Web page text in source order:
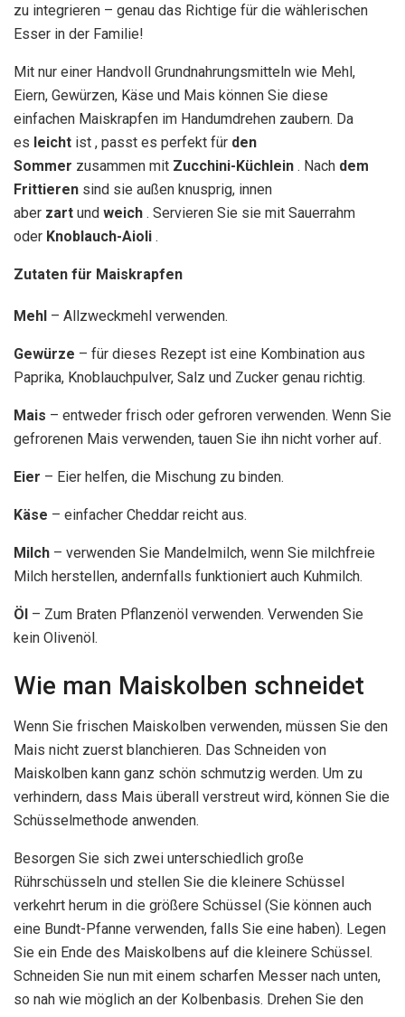
zu integrieren – genau das Richtige für die wählerischen
Esser in der Familie!
Mit nur einer Handvoll Grundnahrungsmitteln wie Mehl,
Eiern, Gewürzen, Käse und Mais können Sie diese
einfachen Maiskrapfen im Handumdrehen zaubern. Da
es leicht ist , passt es perfekt für den
Sommer zusammen mit Zucchini-Küchlein . Nach dem
Frittieren sind sie außen knusprig, innen
aber zart und weich . Servieren Sie sie mit Sauerrahm
oder Knoblauch-Aioli .
Zutaten für Maiskrapfen
Mehl – ​​Allzweckmehl verwenden.
Gewürze – für dieses Rezept ist eine Kombination aus
Paprika, Knoblauchpulver, Salz und Zucker genau richtig.
Mais – entweder frisch oder gefroren verwenden. Wenn Sie
gefrorenen Mais verwenden, tauen Sie ihn nicht vorher auf.
Eier – Eier helfen, die Mischung zu binden.
Käse – einfacher Cheddar reicht aus.
Milch – verwenden Sie Mandelmilch, wenn Sie milchfreie
Milch herstellen, andernfalls funktioniert auch Kuhmilch.
Öl – Zum Braten Pflanzenöl verwenden. Verwenden Sie
kein Olivenöl.
Wie man Maiskolben schneidet
Wenn Sie frischen Maiskolben verwenden, müssen Sie den
Mais nicht zuerst blanchieren. Das Schneiden von
Maiskolben kann ganz schön schmutzig werden. Um zu
verhindern, dass Mais überall verstreut wird, können Sie die
Schüsselmethode anwenden.
Besorgen Sie sich zwei unterschiedlich große
Rührschüsseln und stellen Sie die kleinere Schüssel
verkehrt herum in die größere Schüssel (Sie können auch
eine Bundt-Pfanne verwenden, falls Sie eine haben). Legen
Sie ein Ende des Maiskolbens auf die kleinere Schüssel.
Schneiden Sie nun mit einem scharfen Messer nach unten,
so nah wie möglich an der Kolbenbasis. Drehen Sie den